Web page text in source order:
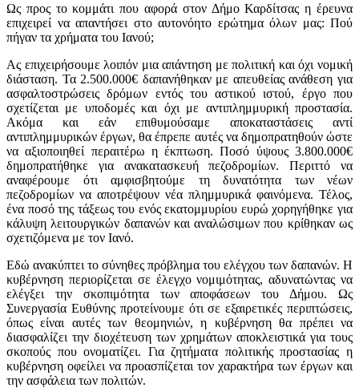
Ως προς το κομμάτι που αφορά στον Δήμο Καρδίτσας η έρευνα
επιχειρεί να απαντήσει στο αυτονόητο ερώτημα όλων μας: Πού
πήγαν τα χρήματα του Ιανού;
Ας επιχειρήσουμε λοιπόν μια απάντηση με πολιτική και όχι νομική
διάσταση. Τα 2.500.000€ δαπανήθηκαν με απευθείας ανάθεση για
ασφαλτοστρώσεις δρόμων εντός του αστικού ιστού, έργο που
σχετίζεται με υποδομές και όχι με αντιπλημμυρική προστασία.
Ακόμα και εάν επιθυμούσαμε αποκαταστάσεις αντί
αντιπλημμυρικών έργων, θα έπρεπε αυτές να δημοπρατηθούν ώστε
να αξιοποιηθεί περαιτέρω η έκπτωση. Ποσό ύψους 3.800.000€
δημοπρατήθηκε για ανακατασκευή πεζοδρομίων. Περιττό να
αναφέρουμε ότι αμφισβητούμε τη δυνατότητα των νέων
πεζοδρομίων να αποτρέψουν νέα πλημμυρικά φαινόμενα. Τέλος,
ένα ποσό της τάξεως του ενός εκατομμυρίου ευρώ χορηγήθηκε για
κάλυψη λειτουργικών δαπανών και αναλώσιμων που κρίθηκαν ως
σχετιζόμενα με τον Ιανό.
Εδώ ανακύπτει το σύνηθες πρόβλημα του ελέγχου των δαπανών. Η
κυβέρνηση περιορίζεται σε έλεγχο νομιμότητας, αδυνατώντας να
ελέγξει την σκοπιμότητα των αποφάσεων του Δήμου. Ως
Συνεργασία Ευθύνης προτείνουμε ότι σε εξαιρετικές περιπτώσεις,
όπως είναι αυτές των θεομηνιών, η κυβέρνηση θα πρέπει να
διασφαλίζει την διοχέτευση των χρημάτων αποκλειστικά για τους
σκοπούς που ονοματίζει. Για ζητήματα πολιτικής προστασίας η
κυβέρνηση οφείλει να προασπίζεται τον χαρακτήρα των έργων και
την ασφάλεια των πολιτών.